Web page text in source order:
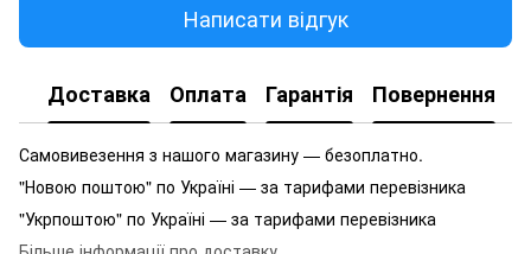
Написати відгук
Доставка Оплата Гарантія Повернення
Самовивезення з нашого магазину — безоплатно.
"Новою поштою" по Україні — за тарифами перевізника
"Укрпоштою" по Україні — за тарифами перевізника